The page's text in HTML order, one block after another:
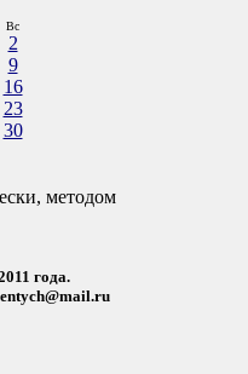
Вс
2
9
16
23
30
методом
года.